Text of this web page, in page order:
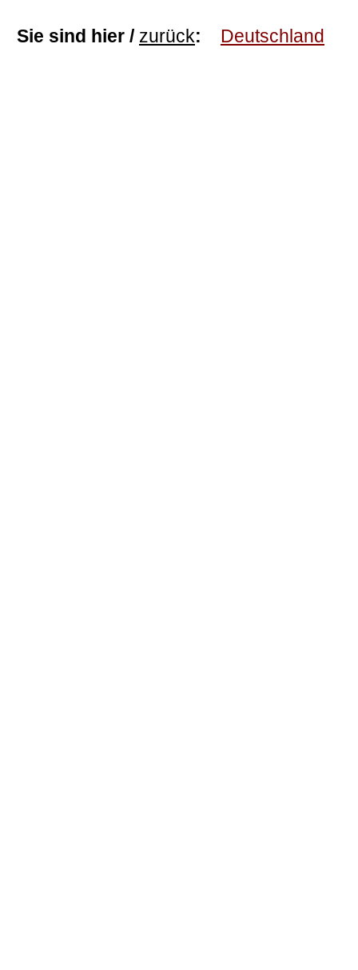
Sie sind hier / zurück: Deutschland